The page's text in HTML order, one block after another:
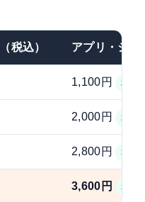
税込） アプリ・シニ
1,100円 200円
2,000円 200円
2,800円 300円
3,600円 380円